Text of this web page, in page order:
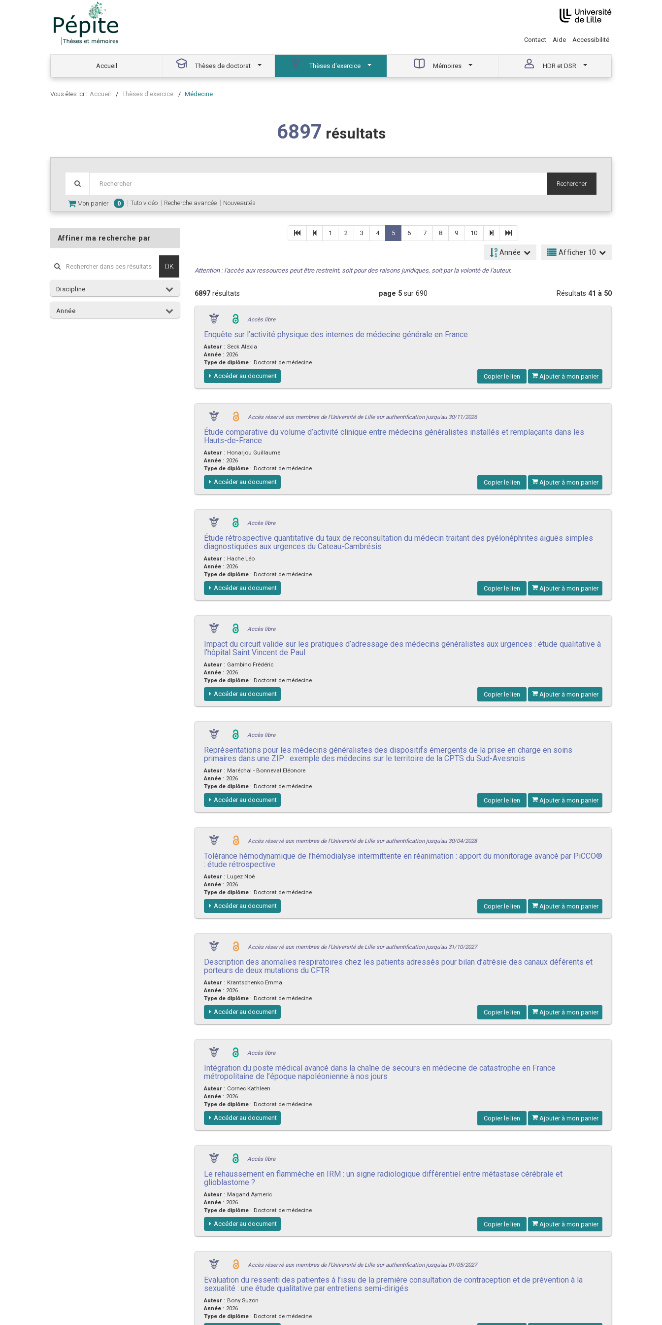
Contact Aide Accessibilité
Accueil Thèses de doctorat Thèses d'exercice Mémoires HDR et DSR
Vous êtes ici : Accueil Thèses d'exercice Médecine
6897 résultats
Rechercher
Mon panier 0 Tuto vidéo Recherche avancée Nouveautés
Affiner ma recherche par
OK
Discipline
Année
1 2 3 4 5 6 7 8 9 10
Année Afficher 10
Attention : l'accès aux ressources peut être restreint, soit pour des raisons juridiques, soit par la volonté de l'auteur.
6897résultats page 5sur 690 Résultats 41 à 50
Accès libre
Enquête sur l’activité physique des internes de médecine générale en France
Auteur : Seck Alexia
Année : 2026
Type de diplôme : Doctorat de médecine
Copier le lien Ajouter à mon panier
Accéder au document
Accès réservé aux membres de l'Université de Lille sur authentification jusqu'au 30/11/2026
Étude comparative du volume d’activité clinique entre médecins généralistes installés et remplaçants dans les
Hauts-de-France
Auteur : Honarjou Guillaume
Année : 2026
Type de diplôme : Doctorat de médecine
Copier le lien Ajouter à mon panier
Accéder au document
Accès libre
Étude rétrospective quantitative du taux de reconsultation du médecin traitant des pyélonéphrites aiguës simples
diagnostiquées aux urgences du Cateau-Cambrésis
Auteur : Hache Léo
Année : 2026
Type de diplôme : Doctorat de médecine
Copier le lien Ajouter à mon panier
Accéder au document
Accès libre
Impact du circuit valide sur les pratiques d’adressage des médecins généralistes aux urgences : étude qualitative à
l’hôpital Saint Vincent de Paul
Auteur : Gambino Frédéric
Année : 2026
Type de diplôme : Doctorat de médecine
Copier le lien Ajouter à mon panier
Accéder au document
Accès libre
Représentations pour les médecins généralistes des dispositifs émergents de la prise en charge en soins
primaires dans une ZIP : exemple des médecins sur le territoire de la CPTS du Sud-Avesnois
Auteur : Maréchal - Bonneval Eléonore
Année : 2026
Type de diplôme : Doctorat de médecine
Copier le lien Ajouter à mon panier
Accéder au document
Accès réservé aux membres de l'Université de Lille sur authentification jusqu'au 30/04/2028
Tolérance hémodynamique de l’hémodialyse intermittente en réanimation : apport du monitorage avancé par PiCCO®
: étude rétrospective
Auteur : Lugez Noé
Année : 2026
Type de diplôme : Doctorat de médecine
Copier le lien Ajouter à mon panier
Accéder au document
Accès réservé aux membres de l'Université de Lille sur authentification jusqu'au 31/10/2027
Description des anomalies respiratoires chez les patients adressés pour bilan d’atrésie des canaux déférents et
porteurs de deux mutations du CFTR
Auteur : Krantschenko Emma
Année : 2026
Type de diplôme : Doctorat de médecine
Copier le lien Ajouter à mon panier
Accéder au document
Accès libre
Intégration du poste médical avancé dans la chaîne de secours en médecine de catastrophe en France
métropolitaine de l’époque napoléonienne à nos jours
Auteur : Cornec Kathleen
Année : 2026
Type de diplôme : Doctorat de médecine
Copier le lien Ajouter à mon panier
Accéder au document
Accès libre
Le rehaussement en flammèche en IRM : un signe radiologique différentiel entre métastase cérébrale et
glioblastome ?
Auteur : Magand Aymeric
Année : 2026
Type de diplôme : Doctorat de médecine
Copier le lien Ajouter à mon panier
Accéder au document
Accès réservé aux membres de l'Université de Lille sur authentification jusqu'au 01/05/2027
Evaluation du ressenti des patientes à l’issu de la première consultation de contraception et de prévention à la
sexualité : une étude qualitative par entretiens semi-dirigés
Auteur : Bony Suzon
Année : 2026
Type de diplôme : Doctorat de médecine